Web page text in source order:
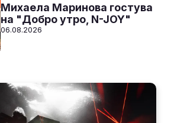
Михаела Маринова гостува
на "Добро утро, N-JOY"
06.08.2026